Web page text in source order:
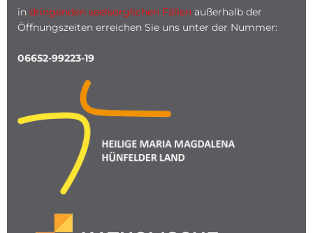
in dringenden seelsorglichen Fällen außerhalb der
Öffnungszeiten erreichen Sie uns unter der Nummer:
06652-99223-19